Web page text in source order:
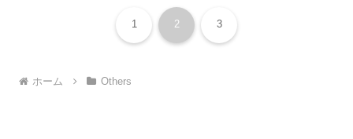
1 2 3
ホーム Others